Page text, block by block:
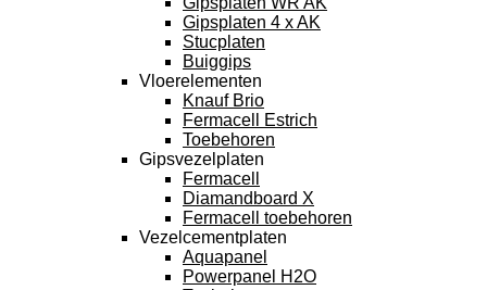
Gipsplaten 4 x AK
Stucplaten
Buiggips
Vloerelementen
Knauf Brio
Fermacell Estrich
Toebehoren
Gipsvezelplaten
Fermacell
Diamandboard X
Fermacell toebehoren
Vezelcementplaten
Aquapanel
Powerpanel H2O